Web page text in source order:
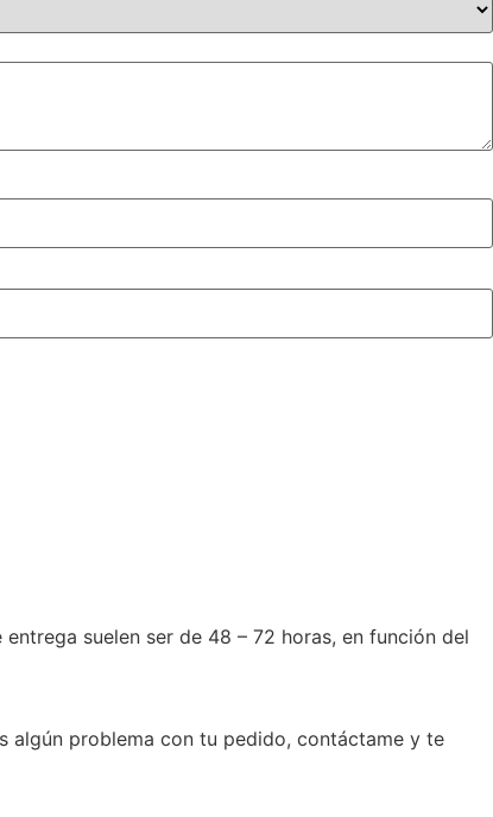
suelen ser de 48 – 72 horas, en función del
algún problema con tu pedido, contáctame y te